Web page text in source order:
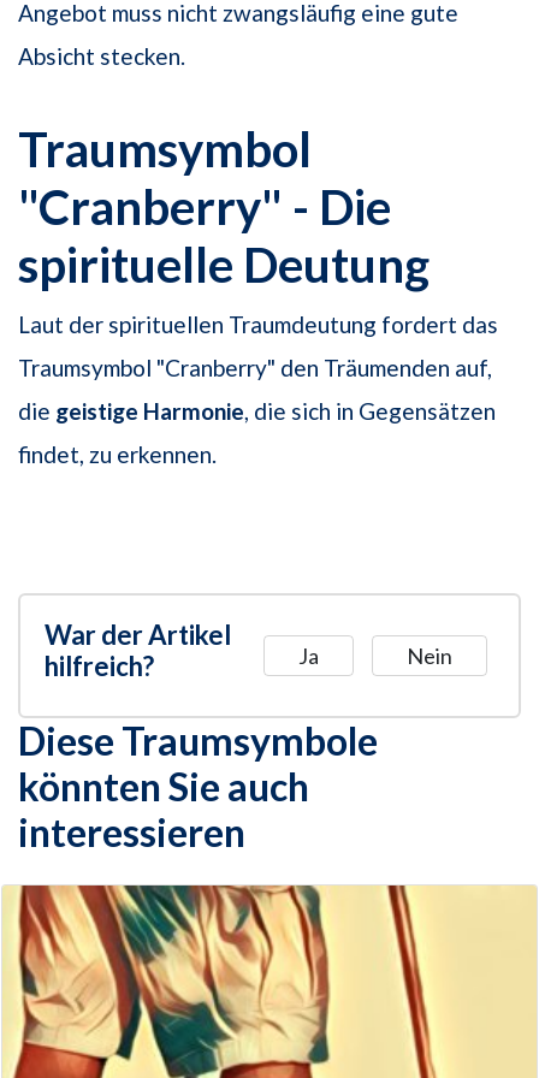
Angebot muss nicht zwangsläufig eine gute
Absicht stecken.
Traumsymbol
"Cranberry" - Die
spirituelle Deutung
Laut der spirituellen Traumdeutung fordert das
Traumsymbol "Cranberry" den Träumenden auf,
die geistige Harmonie, die sich in Gegensätzen
findet, zu erkennen.
War der Artikel
hilfreich?
Ja Nein
Diese Traumsymbole
könnten Sie auch
interessieren